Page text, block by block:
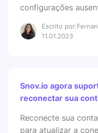
configurações
Escrito
11.01.2023
Snov.io agora
reconectar sua
Reconecte sua
para atualizar a